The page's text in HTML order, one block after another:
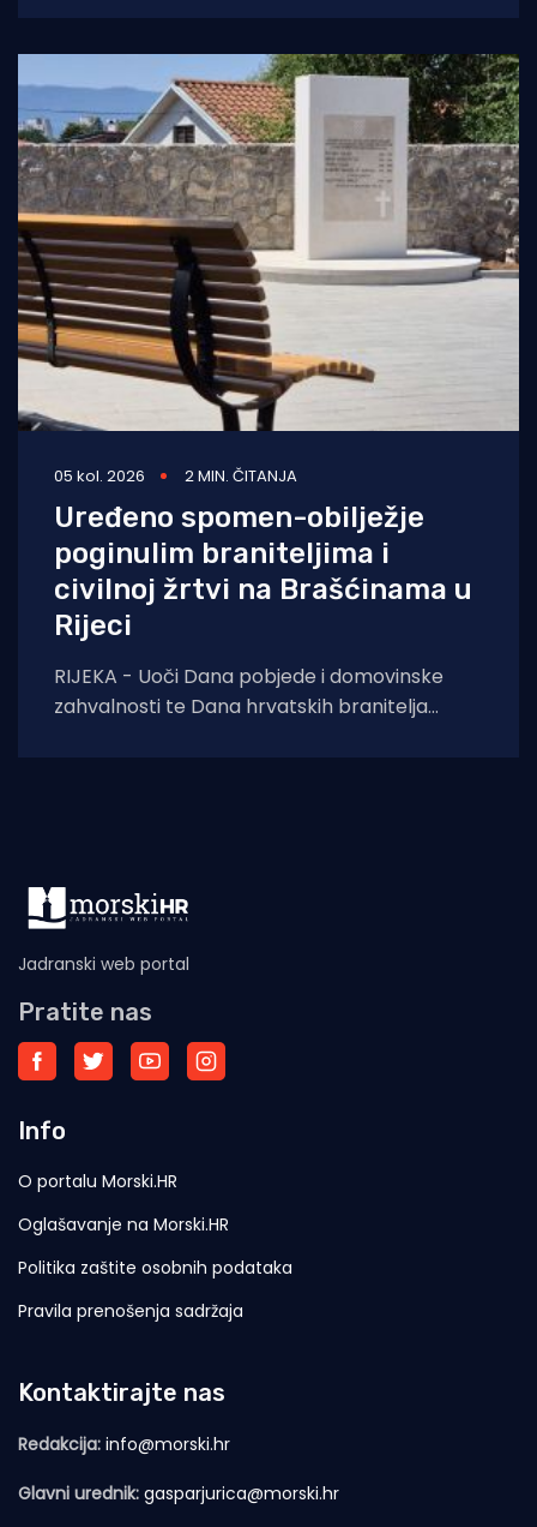
05 kol. 2026 2 MIN. ČITANJA
Uređeno spomen-obilježje
poginulim braniteljima i
civilnoj žrtvi na Brašćinama u
Rijeci
RIJEKA - Uoči Dana pobjede i domovinske
zahvalnosti te Dana hrvatskih branitelja
Jadranski web portal
Pratite nas
Info
O portalu Morski.HR
Oglašavanje na Morski.HR
Politika zaštite osobnih podataka
Pravila prenošenja sadržaja
Kontaktirajte nas
Redakcija: info@morski.hr
Glavni urednik: gasparjurica@morski.hr